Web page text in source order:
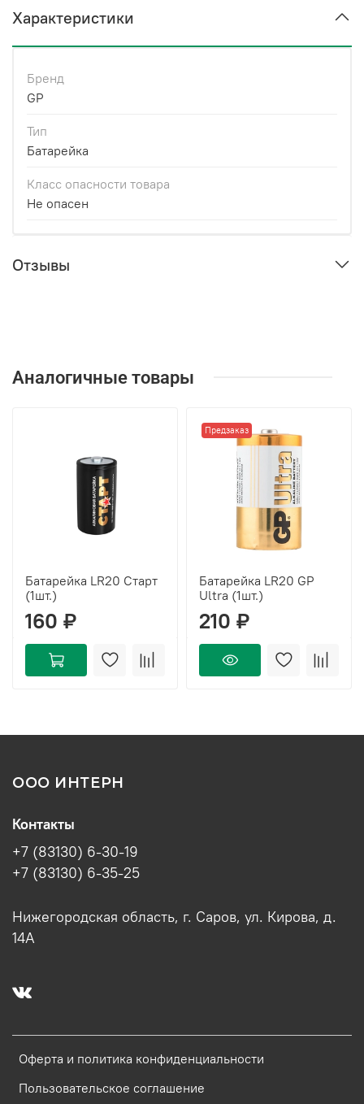
Характеристики
Бренд
GP
Тип
Батарейка
Класс опасности товара
Не опасен
Отзывы
Аналогичные товары
Батарейка LR20 Старт
(1шт.)
160 ₽
Предзаказ
Батарейка LR20 GP
Ultra (1шт.)
210 ₽
ООО ИНТЕРН
Оферта и политика конфиденциальности
Пользовательское соглашение
Контакты
+7 (83130) 6-30-19
+7 (83130) 6-35-25
Нижегородская область, г. Саров, ул. Кирова, д.
14А